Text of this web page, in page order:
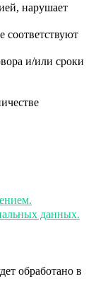
нарушает
и/или сроки
данных.
обработано в